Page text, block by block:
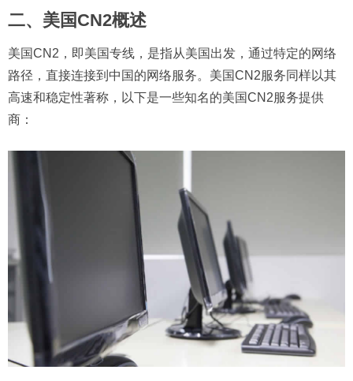
二、美国CN2概述
美国CN2，即美国专线，是指从美国出发，通过特定的网络
路径，直接连接到中国的网络服务。美国CN2服务同样以其
高速和稳定性著称，以下是一些知名的美国CN2服务提供
商：